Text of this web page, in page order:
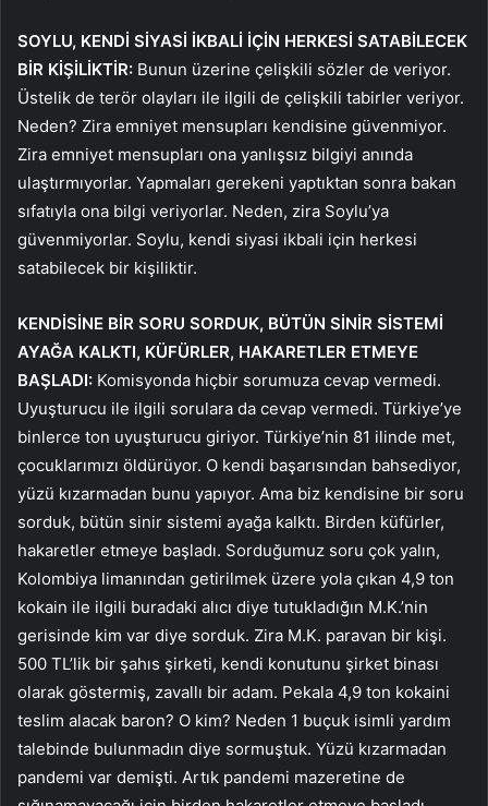
SOYLU, KENDİ SİYASİ İKBALİ İÇİN HERKESİ SATABİLECEK
BİR KİŞİLİKTİR: Bunun üzerine çelişkili sözler de veriyor.
Üstelik de terör olayları ile ilgili de çelişkili tabirler veriyor.
Neden? Zira emniyet mensupları kendisine güvenmiyor.
Zira emniyet mensupları ona yanlışsız bilgiyi anında
ulaştırmıyorlar. Yapmaları gerekeni yaptıktan sonra bakan
sıfatıyla ona bilgi veriyorlar. Neden, zira Soylu’ya
güvenmiyorlar. Soylu, kendi siyasi ikbali için herkesi
satabilecek bir kişiliktir.
KENDİSİNE BİR SORU SORDUK, BÜTÜN SİNİR SİSTEMİ
AYAĞA KALKTI, KÜFÜRLER, HAKARETLER ETMEYE
BAŞLADI: Komisyonda hiçbir sorumuza cevap vermedi.
Uyuşturucu ile ilgili sorulara da cevap vermedi. Türkiye’ye
binlerce ton uyuşturucu giriyor. Türkiye’nin 81 ilinde met,
çocuklarımızı öldürüyor. O kendi başarısından bahsediyor,
yüzü kızarmadan bunu yapıyor. Ama biz kendisine bir soru
sorduk, bütün sinir sistemi ayağa kalktı. Birden küfürler,
hakaretler etmeye başladı. Sorduğumuz soru çok yalın,
Kolombiya limanından getirilmek üzere yola çıkan 4,9 ton
kokain ile ilgili buradaki alıcı diye tutukladığın M.K.’nin
gerisinde kim var diye sorduk. Zira M.K. paravan bir kişi.
500 TL’lik bir şahıs şirketi, kendi konutunu şirket binası
olarak göstermiş, zavallı bir adam. Pekala 4,9 ton kokaini
teslim alacak baron? O kim? Neden 1 buçuk isimli yardım
talebinde bulunmadın diye sormuştuk. Yüzü kızarmadan
pandemi var demişti. Artık pandemi mazeretine de